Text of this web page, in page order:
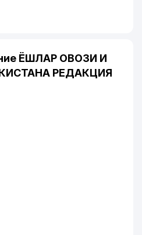
ЁШЛАР ОВОЗИ И
РЕДАКЦИЯ